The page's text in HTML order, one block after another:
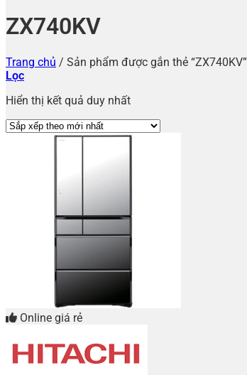
ZX740KV
Trang chủ / Sản phẩm được gắn thẻ “ZX740KV”
Lọc
Hiển thị kết quả duy nhất
Online giá rẻ